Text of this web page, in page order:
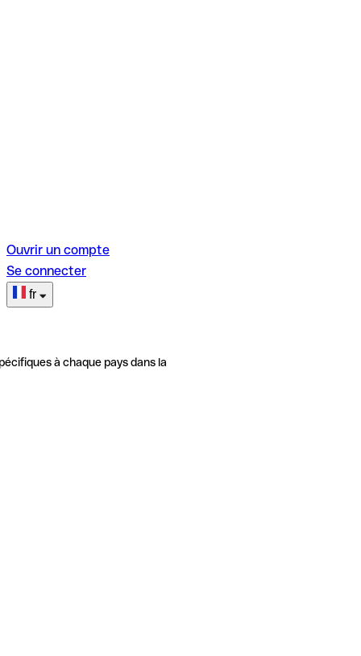
Ouvrir un compte
Se connecter
fr
à chaque pays dans la